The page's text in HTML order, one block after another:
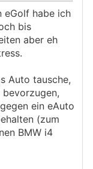
eGolf habe ich
bis
aber eh
Auto tausche,
ein eAuto
(zum
BMW i4